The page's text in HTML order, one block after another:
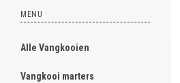
MENU
Alle Vangkooien
Vangkooi marters
ghost
ghost